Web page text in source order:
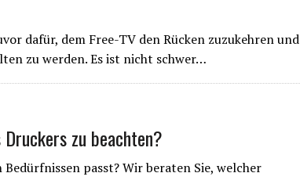
dafür, dem Free-TV den Rücken zuzukehren und
zu werden. Es ist nicht schwer…
zu beachten?
passt? Wir beraten Sie, welcher